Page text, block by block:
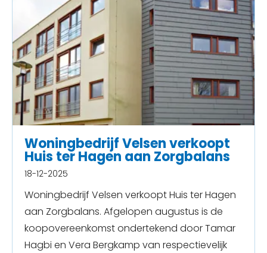
Woningbedrijf Velsen verkoopt
Huis ter Hagen aan Zorgbalans
18-12-2025
Woningbedrijf Velsen verkoopt Huis ter Hagen
aan Zorgbalans. Afgelopen augustus is de
koopovereenkomst ondertekend door Tamar
Hagbi en Vera Bergkamp van respectievelijk